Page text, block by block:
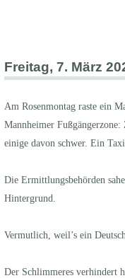
Freitag, 7. März
Am Rosenmontag raste ein
Mannheimer
einige davon schwer. Ein
Die Ermittlungsbehörden
Hintergrund.
Vermutlich, weil’s ein
Der Schlimmeres verhindert